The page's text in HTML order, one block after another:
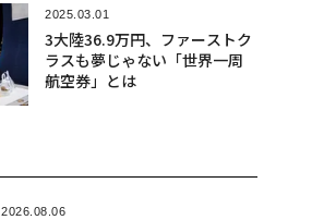
2025.03.01
3大陸36.9万円、ファーストク
ラスも夢じゃない「世界一周
航空券」とは
2026.08.06